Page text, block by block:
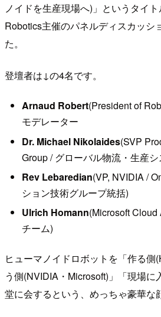
ノイドを生産現場へ)」というタイ
Robotics主催のパネルディスカッシ
た。
登壇者は↓の4名です。
Arnaud Robert(President of
モデレーター
Dr. Michael Nikolaides(SVP
Group / グローバル物流・生産
Rev Lebaredian(VP, NVIDIA /
ション技術グループ統括)
Ulrich Homann(Microsoft
チーム)
ヒューマノイドロボットを「作る側
う側(NVIDIA・Microsoft)」「現場に
堂に会するという、めっちゃ豪華な